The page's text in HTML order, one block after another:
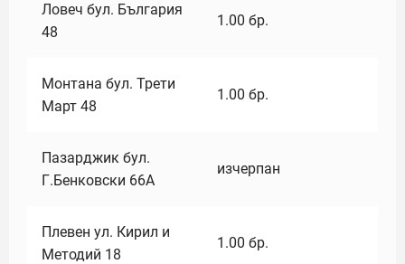
Ловеч бул. България
48
1.00 бр.
Монтана бул. Трети
Март 48
1.00 бр.
Пазарджик бул.
Г.Бенковски 66А
изчерпан
Плевен ул. Кирил и
Методий 18
1.00 бр.